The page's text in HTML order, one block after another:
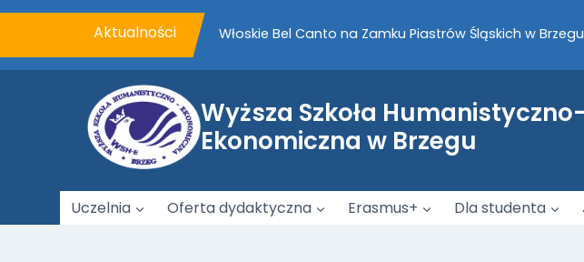
Aktualności Włoskie Bel Canto na Zamku Piastrów Śląskich w
Podpisanie porozumienia o współpracy pomiędzy WSH-
Wyższa Szkoła Humanistyczno-
Ekonomiczna w Brzegu
Uczelnia Oferta dydaktyczna Erasmus+ Dla studenta